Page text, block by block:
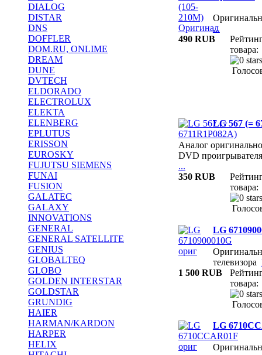
DIALOG
DISTAR
DNS
DOFFLER
DOM.RU, ONLIME
DREAM
DUNE
DVTECH
ELDORADO
ELECTROLUX
ELEKTA
ELENBERG
EPLUTUS
ERISSON
EUROSKY
FUJUTSU SIEMENS
FUNAI
FUSION
GALATEC
GALAXY
INNOVATIONS
GENERAL
GENERAL SATELLITE
GENIUS
GLOBALTEQ
GLOBO
GOLDEN INTERSTAR
GOLDSTAR
GRUNDIG
HAIER
HARMAN/KARDON
HARPER
HELIX
...
490 RUB
товара:
LG 567 (=
Аналог
DVD
...
350 RUB
товара:
LG
телевизора
1 500 RUB
товара:
LG